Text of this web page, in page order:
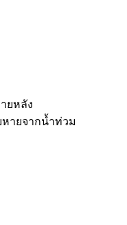
ยหลัง
ายจากน้ำท่วม